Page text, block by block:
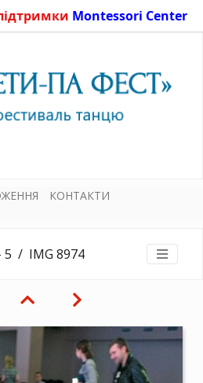
Montessori Center
КОНТАКТИ
5 IMG 8974